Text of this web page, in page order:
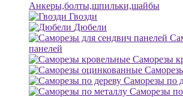
Анкеры,болты,шпильки,шайбы
Гвозди
Дюбели
панелей
Саморезы
Саморезы по
Саморезы